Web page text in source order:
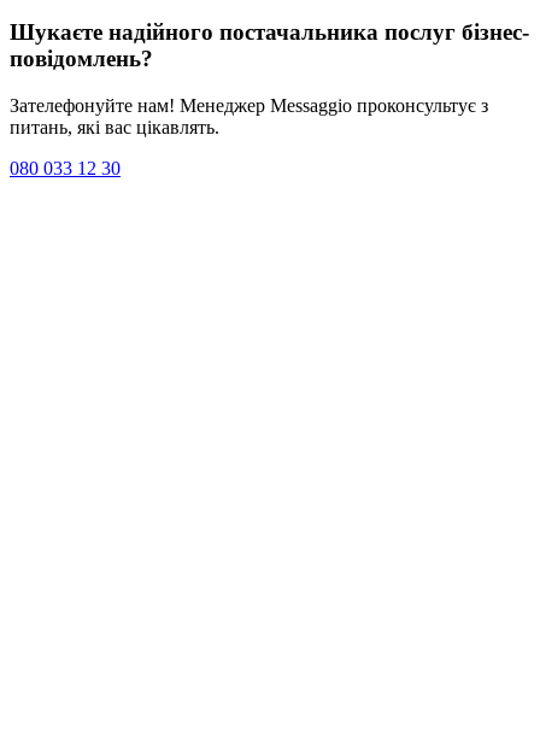
Шукаєте надійного постачальника послуг бізнес-
повідомлень?
Зателефонуйте нам! Менеджер Messaggio проконсультує з
питань, які вас цікавлять.
080 033 12 30